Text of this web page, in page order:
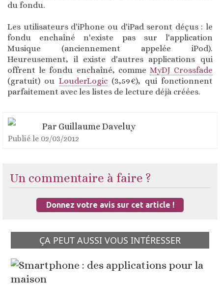
du fondu.
Les utilisateurs d'iPhone ou d'iPad seront déçus : le
fondu enchaîné n'existe pas sur l'application
Musique (anciennement appelée iPod).
Heureusement, il existe d'autres applications qui
offrent le fondu enchaîné, comme MyDJ Crossfade
(gratuit) ou LouderLogic(3,59€), qui fonctionnent
parfaitement avec les listes de lecture déjà créées.
Par Guillaume Daveluy
Publié le 02/03/2012
Un commentaire à faire ?
Donnez votre avis sur cet article !
ÇA PEUT AUSSI VOUS INTÉRESSER